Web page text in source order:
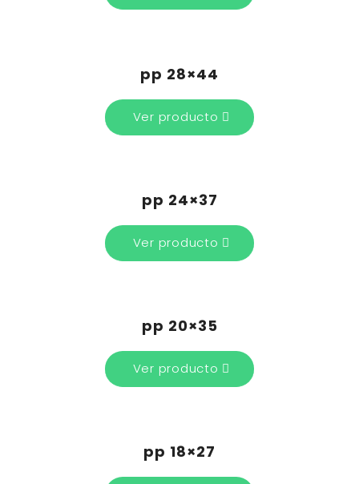
pp 28×44
Ver producto
pp 24×37
Ver producto
pp 20×35
Ver producto
pp 18×27